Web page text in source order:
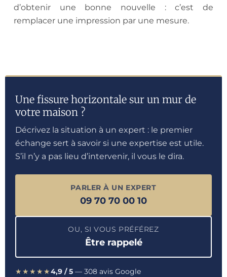
d’obtenir une bonne nouvelle : c’est de
remplacer une impression par une mesure.
Une fissure horizontale sur un mur de
votre maison ?
Décrivez la situation à un expert : le premier
échange sert à savoir si une expertise est utile.
S’il n’y a pas lieu d’intervenir, il vous le dira.
PARLER À UN EXPERT
09 70 70 00 10
OU, SI VOUS PRÉFÉREZ
Être rappelé
★★★★★4,9 / 5 — 308 avis Google